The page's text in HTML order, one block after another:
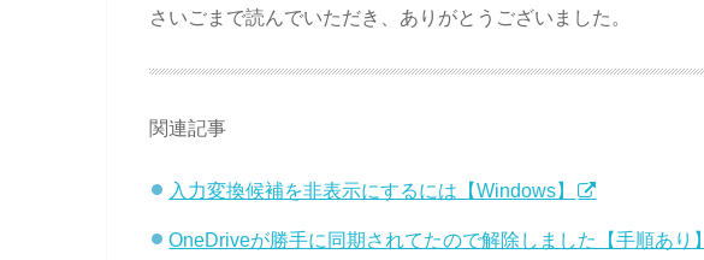
さいごまで読んでいただき、ありがとうございました。
関連記事
入力変換候補を非表示にするには【Windows】
OneDriveが勝手に同期されてたので解除しました【手順あり】